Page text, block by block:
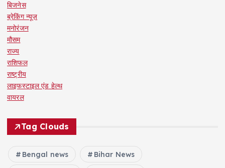
बिजनेस
ब्रेकिंग न्यूज़
मनोरंजन
मौसम
राज्य
राशिफल
राष्ट्रीय
लाइफस्टाइल एंड हेल्थ
वायरल
Tag Clouds
Bengal news Bihar News